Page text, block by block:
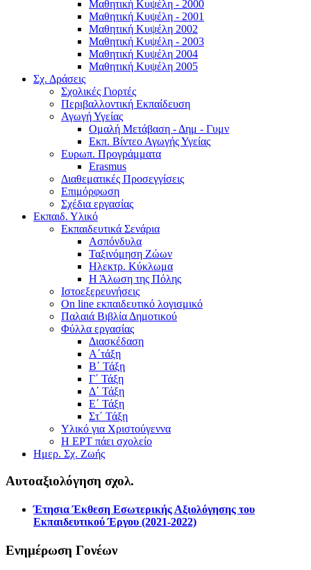
Μαθητική Κυψέλη - 2000
Μαθητική Κυψέλη - 2001
Μαθητική Κυψέλη 2002
Μαθητική Κυψέλη - 2003
Μαθητική Κυψέλη 2004
Μαθητική Κυψέλη 2005
Σχ. Δράσεις
Σχολικές Γιορτές
Περιβαλλοντική Εκπαίδευση
Αγωγή Υγείας
Ομαλή Μετάβαση - Δημ - Γυμν
Εκπ. Βίντεο Αγωγής Υγείας
Ευρωπ. Προγράμματα
Erasmus
Διαθεματικές Προσεγγίσεις
Επιμόρφωση
Σχέδια εργασίας
Εκπαιδ. Υλικό
Εκπαιδευτικά Σενάρια
Ασπόνδυλα
Ταξινόμηση Ζώων
Ηλεκτρ. Κύκλωμα
Η Άλωση της Πόλης
Ιστοεξερευνήσεις
On line εκπαιδευτικό λογισμικό
Παλαιά Βιβλία Δημοτικού
Φύλλα εργασίας
Διασκέδαση
Α΄τάξη
Β΄ Τάξη
Γ΄ Τάξη
Δ΄ Τάξη
Ε΄ Τάξη
Στ΄ Τάξη
Υλικό για Χριστούγεννα
Η ΕΡΤ πάει σχολείο
Ημερ. Σχ. Ζωής
Αυτοαξιολόγηση σχολ.
Έτησια Έκθεση Εσωτερικής Αξιολόγησης του
Εκπαιδευτικού Έργου (2021-2022)
Ενημέρωση Γονέων